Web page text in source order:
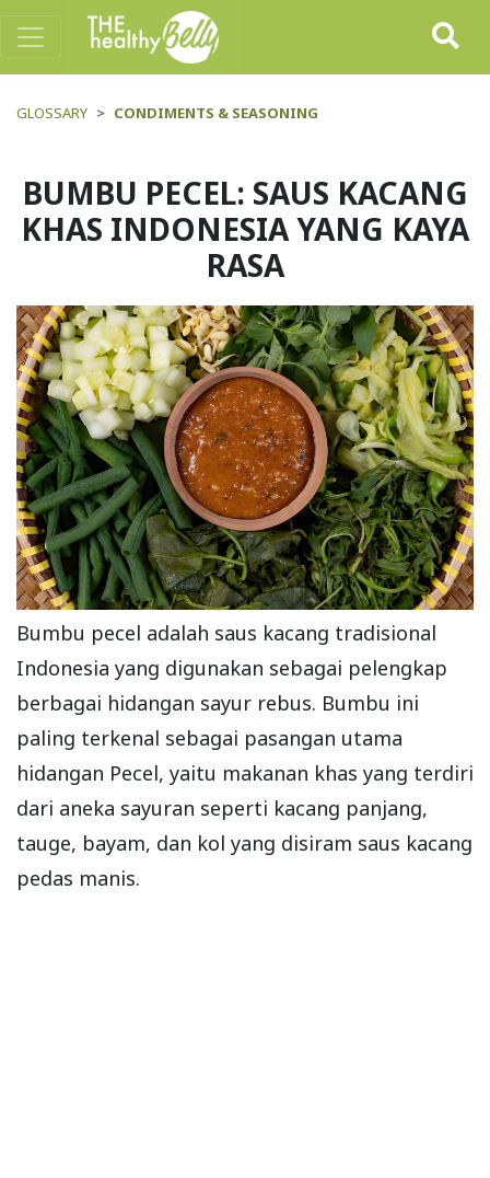
GLOSSARY CONDIMENTS & SEASONING
BUMBU PECEL: SAUS KACANG
KHAS INDONESIA YANG KAYA
RASA
Bumbu pecel adalah saus kacang tradisional
Indonesia yang digunakan sebagai pelengkap
berbagai hidangan sayur rebus. Bumbu ini
paling terkenal sebagai pasangan utama
hidangan Pecel, yaitu makanan khas yang terdiri
dari aneka sayuran seperti kacang panjang,
tauge, bayam, dan kol yang disiram saus kacang
pedas manis.